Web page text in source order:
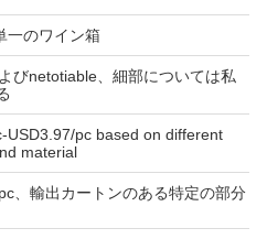
一のワイン箱
びnetotiable、細部については私
USD3.97/pc based on different
material
、輸出カートンのある特定の部分